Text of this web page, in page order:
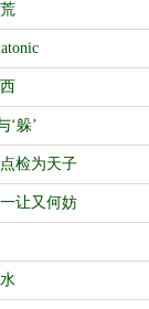
‘躲’
检为天子
让又何妨